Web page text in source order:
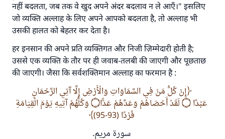
नहीं बदलता, जब तक वे खुद अपने अंदर बदलाव न ले आएँ।" इसलिए
जो व्यक्ति अल्लाह के लिए अपने आपको बदलता है, तो अल्लाह भी
उसकी हालत को बेहतर कर देता है।
हर इनसान की अपने प्रति व्यक्तिगत और निजी ज़िम्मेदारी होती है;
उससे एक व्यक्ति के तौर पर ही जवाब-तलबी की जाएगी और पूछताछ
की जाएगी। जैसा कि सर्वशक्तिमान अल्लाह का फरमान है :
إِنْ كُلُّ مَنْ فِي السَّمَاوَاتِ وَالْأَرْضِ إِلَّا آتِي الرَّحْمَانِ
عَبْدًا ۝ لَقَدْ أَحْصَاهُمْ وَعَدَّهُمْ عَدًّا۝ وَكُلُّهُمْ آتِيهِ يَوْمَ الْقِيَامَةِ
فَرْدًا (93-95)
سورة مريم.